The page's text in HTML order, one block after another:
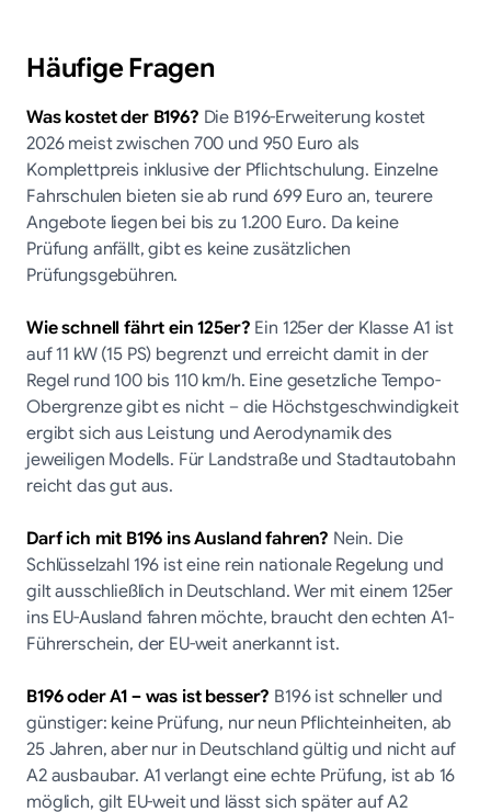
Häufige Fragen
Was kostet der B196? Die B196-Erweiterung kostet
2026 meist zwischen 700 und 950 Euro als
Komplettpreis inklusive der Pflichtschulung. Einzelne
Fahrschulen bieten sie ab rund 699 Euro an, teurere
Angebote liegen bei bis zu 1.200 Euro. Da keine
Prüfung anfällt, gibt es keine zusätzlichen
Prüfungsgebühren.
Wie schnell fährt ein 125er?Ein 125er der Klasse A1 ist
auf 11 kW (15 PS) begrenzt und erreicht damit in der
Regel rund 100 bis 110 km/h. Eine gesetzliche Tempo-
Obergrenze gibt es nicht – die Höchstgeschwindigkeit
ergibt sich aus Leistung und Aerodynamik des
jeweiligen Modells. Für Landstraße und Stadtautobahn
reicht das gut aus.
Darf ich mit B196 ins Ausland fahren? Nein. Die
Schlüsselzahl 196 ist eine rein nationale Regelung und
gilt ausschließlich in Deutschland. Wer mit einem 125er
ins EU-Ausland fahren möchte, braucht den echten A1-
Führerschein, der EU-weit anerkannt ist.
B196 oder A1 – was ist besser? B196 ist schneller und
günstiger: keine Prüfung, nur neun Pflichteinheiten, ab
25 Jahren, aber nur in Deutschland gültig und nicht auf
A2 ausbaubar. A1 verlangt eine echte Prüfung, ist ab 16
möglich, gilt EU-weit und lässt sich später auf A2